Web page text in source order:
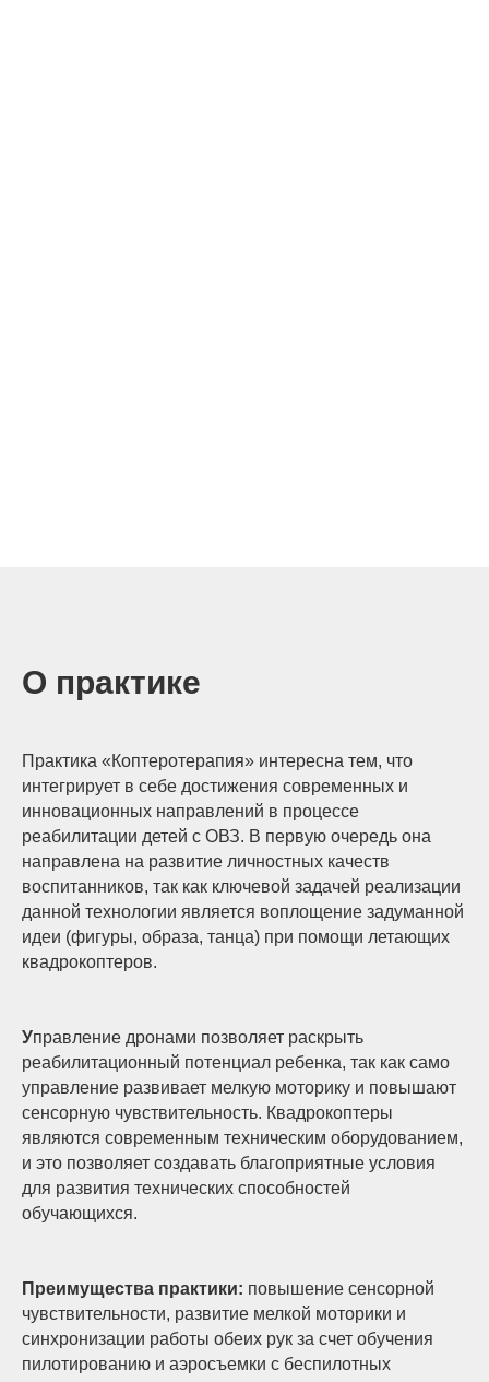
О практике
Практика «Коптеротерапия» интересна тем, что
интегрирует в себе достижения современных и
инновационных направлений в процессе
реабилитации детей с ОВЗ. В первую очередь она
направлена на развитие личностных качеств
воспитанников, так как ключевой задачей реализации
данной технологии является воплощение задуманной
идеи (фигуры, образа, танца) при помощи летающих
квадрокоптеров.
Управление дронами позволяет раскрыть
реабилитационный потенциал ребенка, так как само
управление развивает мелкую моторику и повышают
сенсорную чувствительность. Квадрокоптеры
являются современным техническим оборудованием,
и это позволяет создавать благоприятные условия
для развития технических способностей
обучающихся.
Преимущества практики: повышение сенсорной
чувствительности, развитие мелкой моторики и
синхронизации работы обеих рук за счет обучения
пилотированию и аэросъемки с беспилотных